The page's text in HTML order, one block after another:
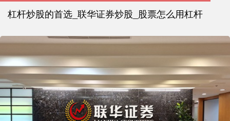
杠杆炒股的首选_联华证券炒股_股票怎么用杠杆